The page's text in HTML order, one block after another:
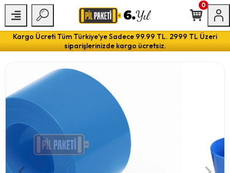
Kargo Ücreti Tüm Türkiye'ye Sadece 99.99 TL. 2999 TL Üzeri
siparişlerinizde kargo ücretsiz.
0